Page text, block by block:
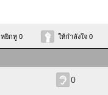
หยิกหู 0 ให้กำลังใจ 0
0